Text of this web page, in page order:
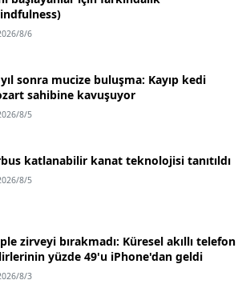
8/6
sonra mucize buluşma: Kayıp kedi
sahibine kavuşuyor
8/5
katlanabilir kanat teknolojisi tanıtıldı
8/5
zirveyi bırakmadı: Küresel akıllı telefon
yüzde 49'u iPhone'dan geldi
8/3